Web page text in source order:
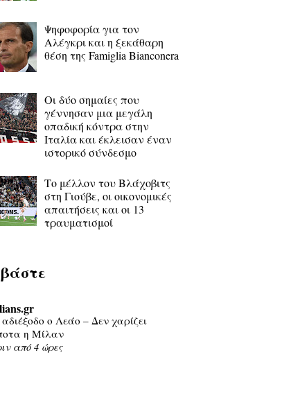
Ψηφοφορία για τον
Αλέγκρι και η ξεκάθαρη
θέση της Famiglia Bianconera
Οι δύο σημαίες που
γέννησαν μια μεγάλη
οπαδική κόντρα στην
Ιταλία και έκλεισαν έναν
ιστορικό σύνδεσμο
Το μέλλον του Βλάχοβιτς
στη Γιούβε, οι οικονομικές
απαιτήσεις και οι 13
τραυματισμοί
ο Λεάο – Δεν χαρίζει
η Μίλαν
από 4 ώρες